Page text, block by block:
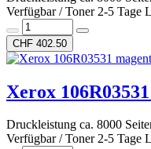
Verfügbar / Toner 2-5 Tage
CHF 402.50
Xerox
Druckleistung ca. 8000
Verfügbar / Toner 2-5 Tage